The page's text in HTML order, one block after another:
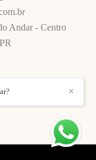
Andar - Centro
✕